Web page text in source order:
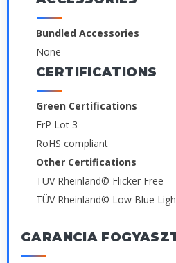
Bundled Accessories
None
CERTIFICATIONS
Green Certifications
ErP Lot 3
RoHS compliant
Other Certifications
TÜV Rheinland© Flicker Free
TÜV Rheinland© Low Blue
GARANCIA